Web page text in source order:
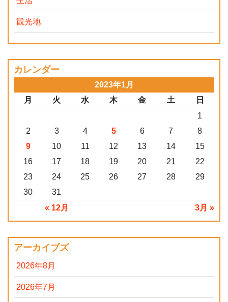
観光地
カレンダー
2023年1月
月
火 水 木 金 土 日
« 12月 3月 »
1
2
3 4 5 6 7
8
9
10 11 12 13 14
15
16
17 18 19 20 21
22
23
24 25 26 27 28
29
30
31
アーカイブズ
2026年8月
2026年7月